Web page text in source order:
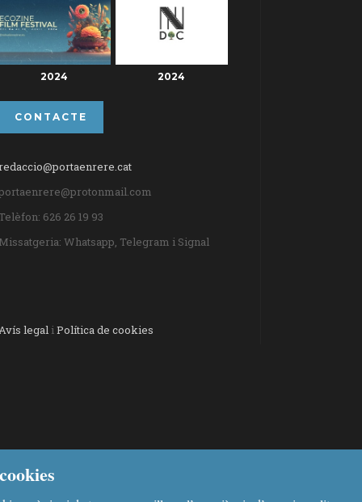
2024 2024
CONTACTE
Telèfon: 626 26 19 93
Missatgeria: Whatsapp, Telegram i Signal
legaliPolítica de cookies